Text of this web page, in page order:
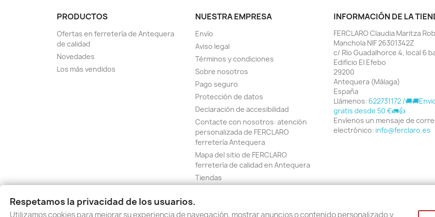
PRODUCTOS
Ofertas en ferretería de Antequera
de calidad
Novedades
Los más vendidos
NUESTRA EMPRESA
Envío
Aviso legal
Términos y condiciones
Sobre nosotros
Pago seguro
Protección de datos
Declaración de accesibilidad
Contacte con nosotros: atención
personalizada de FERCLARO
ferretería Antequera
Mapa del sitio de FERCLARO
ferretería de calidad en Antequera
Tiendas
INFORMACIÓN DE LA
FERCLARO Claudia Maritza
Manchola NIF 26301342Z
c/ Río Guadalhorce 4, local 6
Edificio El Efebo
29200
Antequera (Málaga)
España
Llámenos: 622731172 /
gratis desde 50 €🚛👍
Envíenos un mensaje de
electrónico: info@ferclaro.es
Respetamos la privacidad de los usuarios.
Utilizamos cookies para mejorar su experiencia de navegación, mostrar anuncios o contenido personalizado y